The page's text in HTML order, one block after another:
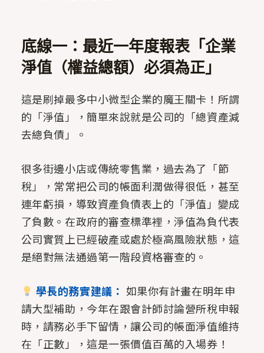
底線一：最近一年度報表「企業
淨值（權益總額）必須為正」
這是刷掉最多中小微型企業的魔王關卡！所謂
的「淨值」，簡單來說就是公司的「總資產減
去總負債」。
很多街邊小店或傳統零售業，過去為了「節
稅」，常常把公司的帳面利潤做得很低，甚至
連年虧損，導致資產負債表上的「淨值」變成
了負數。在政府的審查標準裡，淨值為負代表
公司實質上已經破產或處於極高風險狀態，這
是絕對無法通過第一階段資格審查的。
學長的務實建議： 如果你有計畫在明年申
請大型補助，今年在跟會計師討論營所稅申報
時，請務必手下留情，讓公司的帳面淨值維持
在「正數」，這是一張價值百萬的入場券！